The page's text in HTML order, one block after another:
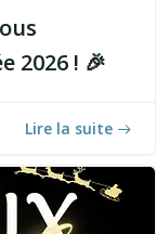
2026 ! 🎉
Lire la suite